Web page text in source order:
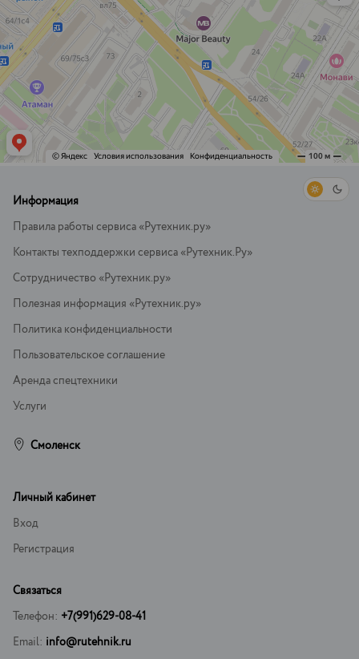
Информация
Правила работы сервиса «Рутехник.ру»
Контакты техподдержки сервиса «Рутехник.Ру»
Сотрудничество «Рутехник.ру»
Полезная информация «Рутехник.ру»
Политика конфиденциальности
Пользовательское соглашение
Аренда спецтехники
Услуги
Смоленск
Личный кабинет
Вход
Регистрация
Связаться
Телефон: +7(991)629-08-41
Email: info@rutehnik.ru